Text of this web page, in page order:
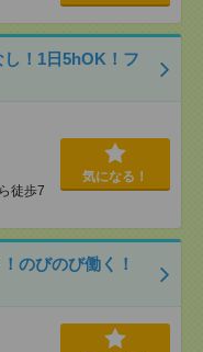
し！1日5hOK！フ
徒歩7
気になる！
のびのび働く！